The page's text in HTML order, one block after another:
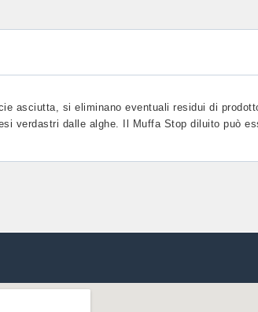
asciutta, si eliminano eventuali residui di
verdastri dalle alghe. Il Muffa Stop diluito può